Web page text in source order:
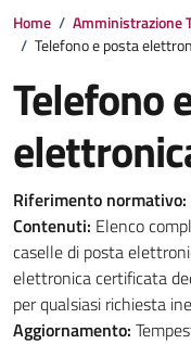
Home / Amministrazione
/ Telefono e posta
Telefono
Riferimento normativo:
Contenuti: Elenco
caselle di posta
elettronica certificata
per qualsiasi richiesta
Aggiornamento: